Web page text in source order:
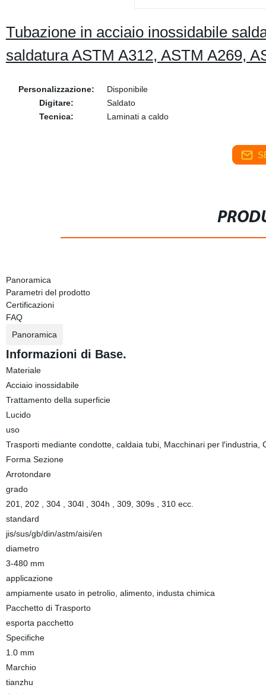
Tubazione in acciaio inossidabile
saldatura ASTM A312, ASTM A269,
Personalizzazione:
Disponibile
Digitare:
Saldato
Tecnica:
Laminati a caldo
Panoramica
Parametri del prodotto
Certificazioni
FAQ
Panoramica
Informazioni di Base.
Materiale
Acciaio inossidabile
Trattamento della superficie
Lucido
uso
Trasporti mediante condotte, caldaia tubi, Macchinari per l′industria,
Forma Sezione
Arrotondare
grado
201, 202 , 304 , 304l , 304h , 309, 309s , 310 ecc.
standard
jis/sus/gb/din/astm/aisi/en
diametro
3-480 mm
applicazione
ampiamente usato in petrolio, alimento, industa chimica
Pacchetto di Trasporto
esporta pacchetto
Specifiche
1.0 mm
Marchio
tianzhu